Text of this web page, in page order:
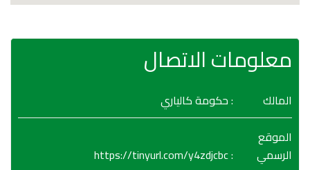
معلومات الاتصال
المالك
: حكومة كالياري
الموقع
الرسمي
:
https://tinyurl.com/y4zdjcbc